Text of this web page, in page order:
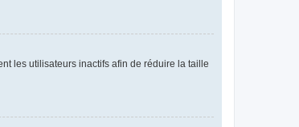
les utilisateurs inactifs afin de réduire la taille